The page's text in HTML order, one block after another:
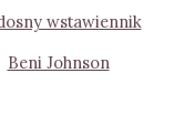
wstawiennik
Beni Johnson